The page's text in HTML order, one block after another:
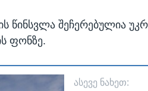
წინსვლა შეჩერებულია
ფონზე.
ᲐᲡᲔᲕᲔ ᲜᲐᲮᲔᲗ: